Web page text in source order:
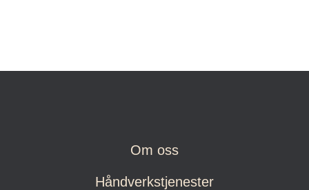
Om oss
Håndverkstjenester